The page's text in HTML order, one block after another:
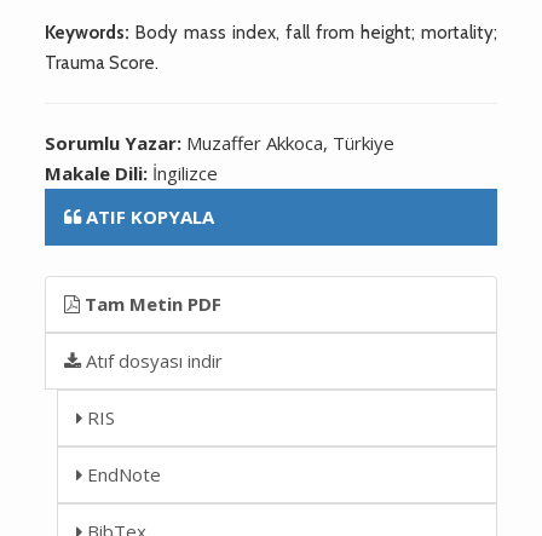
Keywords: Body mass index, fall from height; mortality;
Trauma Score.
Sorumlu Yazar: Muzaffer Akkoca, Türkiye
Makale Dili: İngilizce
ATIF KOPYALA
Tam Metin PDF
Atıf dosyası indir
RIS
EndNote
BibTex